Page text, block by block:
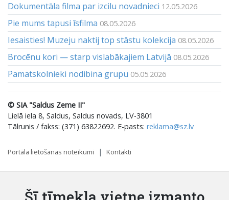
Dokumentāla filma par izcilu novadnieci 12.05.2026
Pie mums tapusi īsfilma 08.05.2026
Iesaisties! Muzeju naktij top stāstu kolekcija 08.05.2026
Brocēnu kori — starp vislabākajiem Latvijā 08.05.2026
Pamatskolnieki nodibina grupu 05.05.2026
© SIA "Saldus Zeme II"
Lielā iela 8, Saldus, Saldus novads, LV-3801
Tālrunis / fakss: (371) 63822692. E-pasts: reklama@sz.lv
Portāla lietošanas noteikumi Kontakti